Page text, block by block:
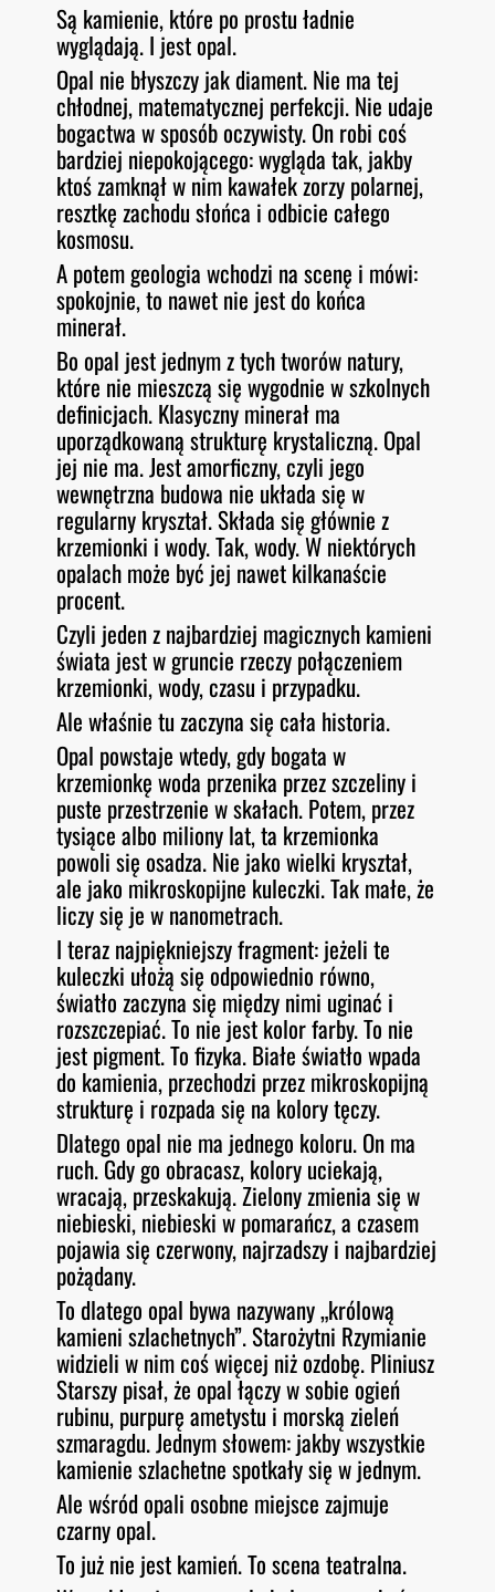
Są kamienie, które po prostu ładnie
wyglądają. I jest opal.
Opal nie błyszczy jak diament. Nie ma tej
chłodnej, matematycznej perfekcji. Nie udaje
bogactwa w sposób oczywisty. On robi coś
bardziej niepokojącego: wygląda tak, jakby
ktoś zamknął w nim kawałek zorzy polarnej,
resztkę zachodu słońca i odbicie całego
kosmosu.
A potem geologia wchodzi na scenę i mówi:
spokojnie, to nawet nie jest do końca
minerał.
Bo opal jest jednym z tych tworów natury,
które nie mieszczą się wygodnie w szkolnych
definicjach. Klasyczny minerał ma
uporządkowaną strukturę krystaliczną. Opal
jej nie ma. Jest amorficzny, czyli jego
wewnętrzna budowa nie układa się w
regularny kryształ. Składa się głównie z
krzemionki i wody. Tak, wody. W niektórych
opalach może być jej nawet kilkanaście
procent.
Czyli jeden z najbardziej magicznych kamieni
świata jest w gruncie rzeczy połączeniem
krzemionki, wody, czasu i przypadku.
Ale właśnie tu zaczyna się cała historia.
Opal powstaje wtedy, gdy bogata w
krzemionkę woda przenika przez szczeliny i
puste przestrzenie w skałach. Potem, przez
tysiące albo miliony lat, ta krzemionka
powoli się osadza. Nie jako wielki kryształ,
ale jako mikroskopijne kuleczki. Tak małe, że
liczy się je w nanometrach.
I teraz najpiękniejszy fragment: jeżeli te
kuleczki ułożą się odpowiednio równo,
światło zaczyna się między nimi uginać i
rozszczepiać. To nie jest kolor farby. To nie
jest pigment. To fizyka. Białe światło wpada
do kamienia, przechodzi przez mikroskopijną
strukturę i rozpada się na kolory tęczy.
Dlatego opal nie ma jednego koloru. On ma
ruch. Gdy go obracasz, kolory uciekają,
wracają, przeskakują. Zielony zmienia się w
niebieski, niebieski w pomarańcz, a czasem
pojawia się czerwony, najrzadszy i najbardziej
pożądany.
To dlatego opal bywa nazywany „królową
kamieni szlachetnych”. Starożytni Rzymianie
widzieli w nim coś więcej niż ozdobę. Pliniusz
Starszy pisał, że opal łączy w sobie ogień
rubinu, purpurę ametystu i morską zieleń
szmaragdu. Jednym słowem: jakby wszystkie
kamienie szlachetne spotkały się w jednym.
Ale wśród opali osobne miejsce zajmuje
czarny opal.
To już nie jest kamień. To scena teatralna.